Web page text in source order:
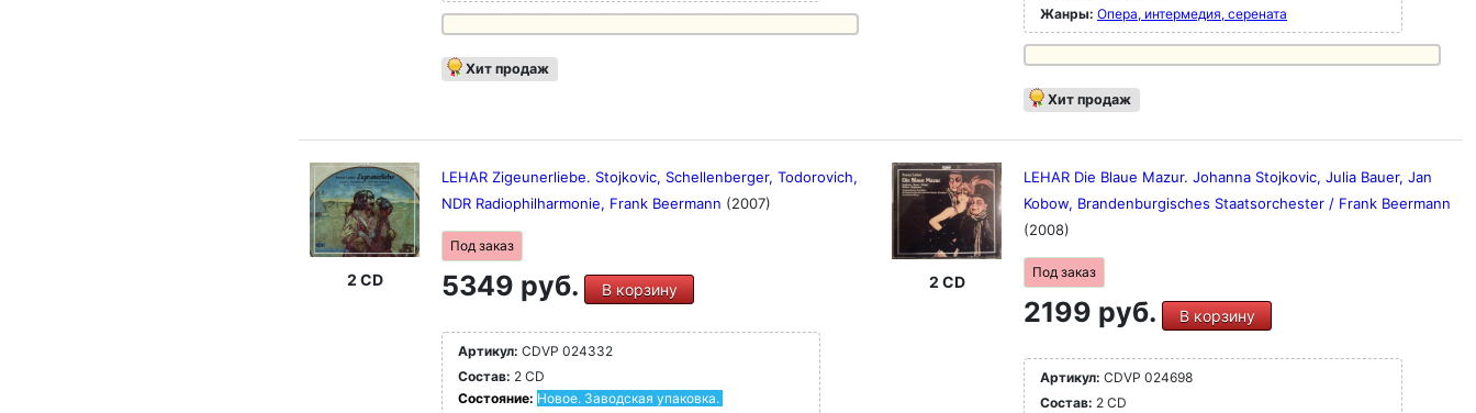
Хит продаж
Жанры: Опера, интермедия, серената
Хит продаж
2 CD
LEHAR Zigeunerliebe. Stojkovic, Schellenberger, Todorovich,
NDR Radiophilharmonie, Frank Beermann (2007)
Под заказ
5349 руб. В корзину
Артикул: CDVP 024332
Состав: 2 CD
Состояние: Новое. Заводская упаковка.
2 CD
LEHAR Die Blaue Mazur. Johanna Stojkovic, Julia Bauer, Jan
Kobow, Brandenburgisches Staatsorchester / Frank Beermann
(2008)
Под заказ
2199 руб. В корзину
Артикул: CDVP 024698
Состав: 2 CD